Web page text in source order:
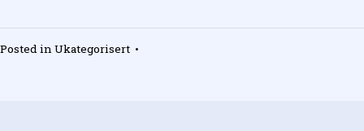
Posted in Ukategorisert •